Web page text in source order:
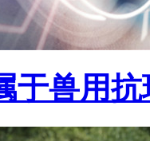
于兽用